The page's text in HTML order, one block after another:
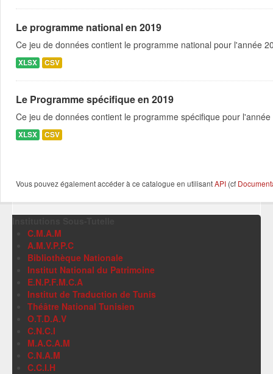
Le programme national en 2019
Ce jeu de données contient le programme national pour l'année
XLSX CSV
Le Programme spécifique en 2019
Ce jeu de données contient le programme spécifique pour
XLSX CSV
Vous pouvez également accéder à ce catalogue en utilisantAPI (cf
C.M.A.M
A.M.V.P.P.C
Bibliothèque Nationale
Institut National du Patrimoine
E.N.P.F.M.C.A
Institut de Traduction de Tunis
Théâtre National Tunisien
O.T.D.A.V
C.N.C.I
M.A.C.A.M
C.N.A.M
C.C.I.H